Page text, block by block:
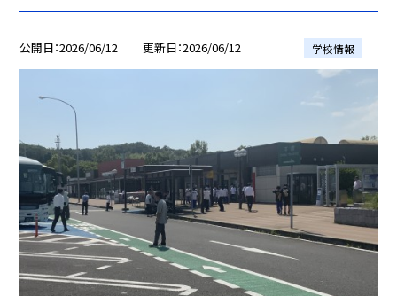
公開日 2026/06/12 更新日 2026/06/12 学校情報